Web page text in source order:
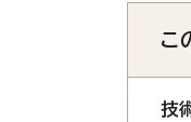
こ
技